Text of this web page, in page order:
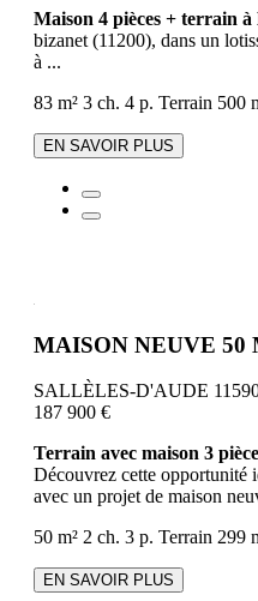
Maison 4 pièces + terrain à
bizanet (11200), dans un
à ...
83 m² 3 ch. 4 p. Terrain 500
EN SAVOIR PLUS
MAISON NEUVE 50
SALLÈLES-D'AUDE
187 900 €
Terrain avec maison 3
Découvrez cette opportunité
avec un projet de maison
50 m² 2 ch. 3 p. Terrain 299
EN SAVOIR PLUS